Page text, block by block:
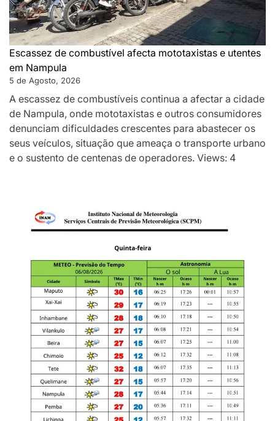
Escassez de combustível afecta mototaxistas e utentes
em Nampula
5 de Agosto, 2026
A escassez de combustíveis continua a afectar a cidade
de Nampula, onde mototaxistas e outros consumidores
denunciam dificuldades crescentes para abastecer os
seus veículos, situação que ameaça o transporte urbano
e o sustento de centenas de operadores. Views: 4